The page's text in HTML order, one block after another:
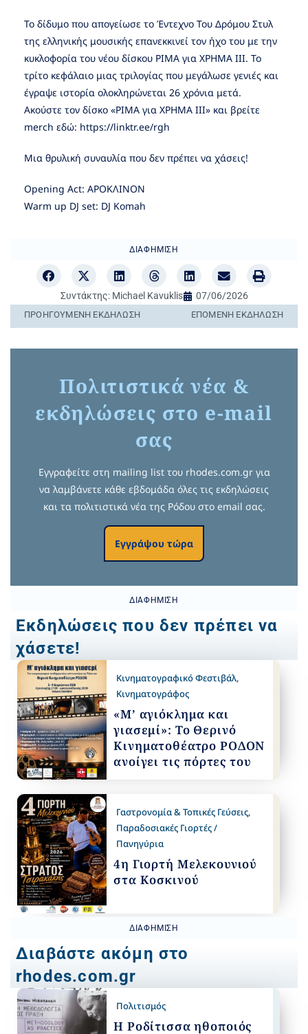
Το δίδυμο που απογείωσε το Έντεχνο Του Δρόμου Στυλ
της ελληνικής μουσικής επανεκκινεί τον ήχο του με την
κυκλοφορία του νέου δίσκου ΡΙΜΑ για ΧΡΗΜΑ ΙΙΙ. Το
τρίτο κεφάλαιο μιας τριλογίας που μεγάλωσε γενιές και
έγραψε ιστορία ολοκληρώνεται 26 χρόνια μετά.
Ακούστε τον δίσκο «ΡΙΜΑ για ΧΡΗΜΑ ΙΙΙ» και βρείτε
merch εδώ: https://linktr.ee/rgh
Μια θρυλική συναυλία που δεν πρέπει να χάσεις!
Opening Act: APOΚΛΙΝΟΝ
Warm up DJ set: DJ Komah
ΔΙΑΦΉΜΙΣΗ
Συντάκτης:Michael Kavuklis 07/06/2026
ΠΡΟΗΓΟΎΜΕΝΗ ΕΚΔΉΛΩΣΗ ΕΠΌΜΕΝΗ ΕΚΔΉΛΩΣΗ
Πολιτιστικά νέα &
εκδηλώσεις στο e-mail
σας
Εγγραφείτε στη mailing list του rhodes.com.gr για
να λαμβάνετε κάθε εβδομάδα όλες τις εκδηλώσεις
και τα πολιτιστικά νέα της Ρόδου στο email σας.
Εγγράψου τώρα
ΔΙΑΦΉΜΙΣΗ
Εκδηλώσεις που δεν πρέπει να
χάσετε!
Κινηματογραφικό Φεστιβάλ,
Κινηματογράφος
«Μ’ αγιόκλημα και
γιασεμί»: Το Θερινό
Κινηματοθέατρο ΡΟΔΟΝ
ανοίγει τις πόρτες του
Γαστρονομία & Τοπικές Γεύσεις,
Παραδοσιακές Γιορτές /
Πανηγύρια
4η Γιορτή Μελεκουνιού
στα Κοσκινού
ΔΙΑΦΉΜΙΣΗ
Διαβάστε ακόμη στο
rhodes.com.gr
Πολιτισμός
Η Ροδίτισσα ηθοποιός